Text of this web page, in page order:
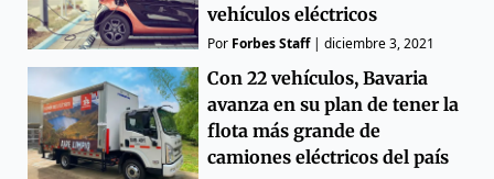
vehículos eléctricos
Por Forbes Staff|diciembre 3, 2021
Con 22 vehículos, Bavaria
avanza en su plan de tener la
flota más grande de
camiones eléctricos del país